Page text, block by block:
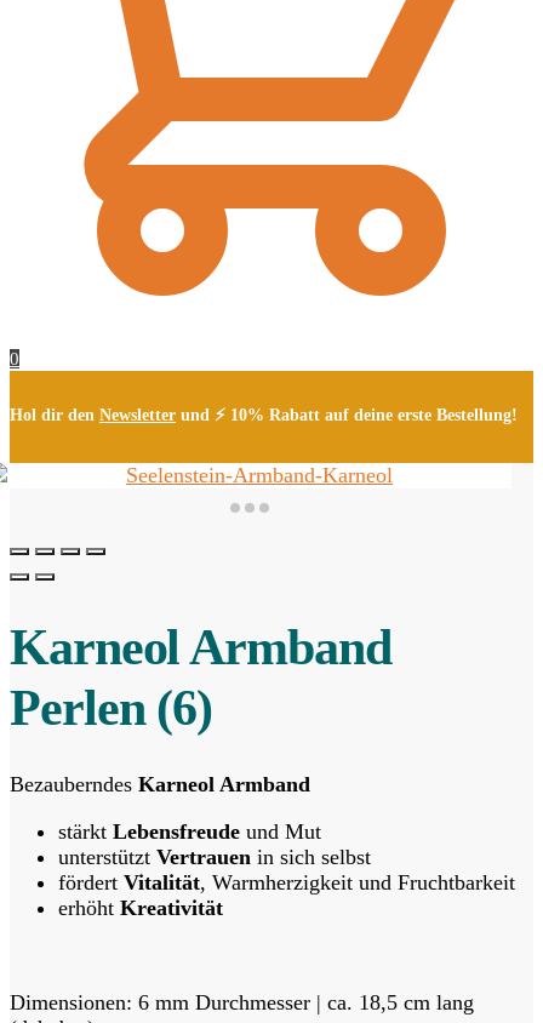
0
Hol dir den Newsletter und ⚡ 10% Rabatt auf deine erste Bestellung!
Karneol Armband
Perlen (6)
Bezauberndes Karneol Armband
stärkt Lebensfreude und Mut
unterstützt Vertrauen in sich selbst
fördert Vitalität, Warmherzigkeit und Fruchtbarkeit
erhöht Kreativität
Dimensionen: 6 mm Durchmesser | ca. 18,5 cm lang